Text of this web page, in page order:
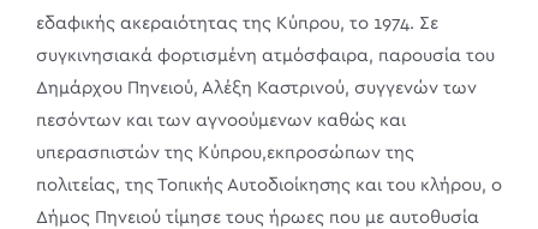
εδαφικής ακεραιότητας της Κύπρου, το 1974. Σε
συγκινησιακά φορτισμένη ατμόσφαιρα, παρουσία του
Δημάρχου Πηνειού, Αλέξη Καστρινού, συγγενών των
πεσόντων και των αγνοούμενων καθώς και
υπερασπιστών της Κύπρου,εκπροσώπων της
πολιτείας, της Τοπικής Αυτοδιοίκησης και του κλήρου, ο
Δήμος Πηνειού τίμησε τους ήρωες που με αυτοθυσία